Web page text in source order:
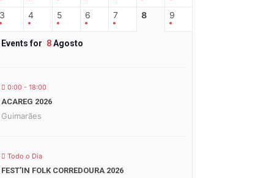
3 4 5 6 7 8 9
Events for 8Agosto
0:00 - 18:00
ACAREG 2026
Guimarães
Todo o Dia
FEST’IN FOLK CORREDOURA 2026